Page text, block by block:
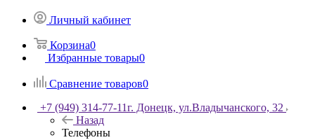
Личный кабинет
Корзина0
Избранные товары0
Сравнение товаров0
+7 (949) 314-77-11г. Донецк, ул.Владычанского, 32
Назад
Телефоны